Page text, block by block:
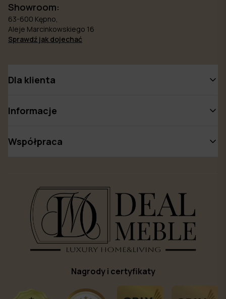
Showroom:
63-600 Kępno,
Aleje Marcinkowskiego 16
Sprawdź jak dojechać
Dla klienta
Informacje
Współpraca
Nagrody i certyfikaty